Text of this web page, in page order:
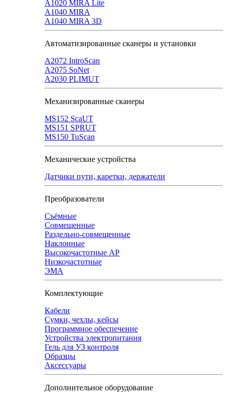
A1020 MIRA Lite
А1040 MIRA
A1040 MIRA 3D
Автоматизированные сканеры и установки
А2072 IntroScan
А2075 SoNet
А2030 PLIMUT
Механизированные сканеры
MS152 SсaUT
MS151 SPRUT
MS150 TuScan
Механические устройства
Датчики пути, каретки, держатели
Преобразователи
Съёмные
Совмещенные
Раздельно-совмещенные
Наклонные
Высокочастотные АР
Низкочастотные
ЭМА
Комплектующие
Кабели
Сумки, чехлы, кейсы
Программное обеспечение
Устройства электропитания
Гель для УЗ контроля
Образцы
Аксессуары
Дополнительное оборудование